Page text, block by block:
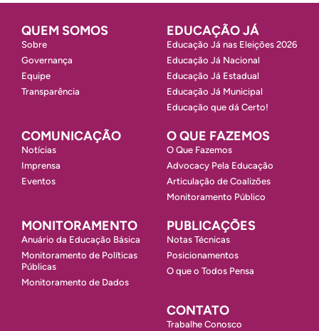
QUEM SOMOS
Sobre
Governança
Equipe
Transparência
EDUCAÇÃO JÁ
Educação Já nas Eleições 2026
Educação Já Nacional
Educação Já Estadual
Educação Já Municipal
Educação que dá Certo!
COMUNICAÇÃO
Notícias
Imprensa
Eventos
O QUE FAZEMOS
O Que Fazemos
Advocacy Pela Educação
Articulação de Coalizões
Monitoramento Público
MONITORAMENTO
Anuário da Educação Básica
Monitoramento de Políticas
Públicas
Monitoramento de Dados
PUBLICAÇÕES
Notas Técnicas
Posicionamentos
O que o Todos Pensa
CONTATO
Trabalhe Conosco